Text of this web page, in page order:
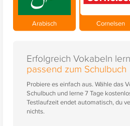
Arabisch Cornelsen
Erfolgreich Vokabeln
passend zum Schulbuch
Probiere es einfach aus. Wähle das
Schulbuch und lerne 7 Tage
Testlaufzeit endet automatisch, du
nichts.